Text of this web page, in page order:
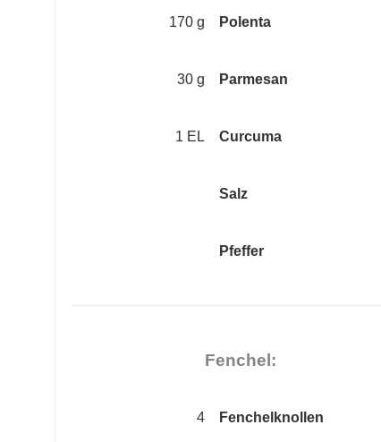
170 g Polenta
30 g Parmesan
1 EL Curcuma
Salz
Pfeffer
Fenchel:
4 Fenchelknollen